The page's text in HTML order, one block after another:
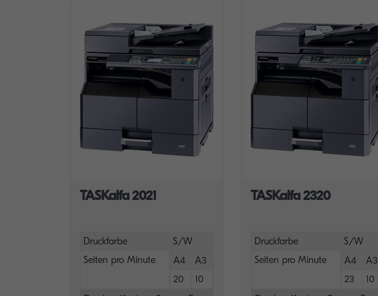
TASKalfa 2021
Druckfarbe
S/W
Seiten pro Minute
A4
A3
20
10
TASKalfa 2320
Druckfarbe
S/W
Seiten pro Minute
A4
A3
23
10